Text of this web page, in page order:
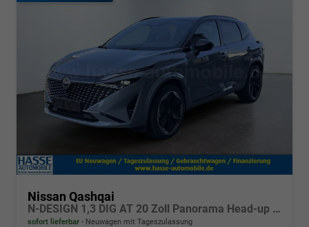
Nissan Qashqai
N-DESIGN 1,3 DIG AT 20 Zoll Panorama Head-up 360° Alcantara Navi el Heckklappe
sofort lieferbar Neuwagen mit Tageszulassung